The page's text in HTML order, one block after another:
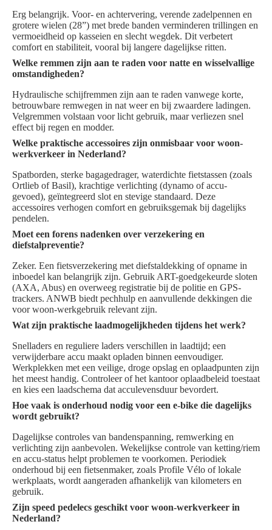
Erg belangrijk. Voor- en achtervering, verende zadelpennen en
grotere wielen (28”) met brede banden verminderen trillingen en
vermoeidheid op kasseien en slecht wegdek. Dit verbetert
comfort en stabiliteit, vooral bij langere dagelijkse ritten.
Welke remmen zijn aan te raden voor natte en wisselvallige
omstandigheden?
Hydraulische schijfremmen zijn aan te raden vanwege korte,
betrouwbare remwegen in nat weer en bij zwaardere ladingen.
Velgremmen volstaan voor licht gebruik, maar verliezen snel
effect bij regen en modder.
Welke praktische accessoires zijn onmisbaar voor woon-
werkverkeer in Nederland?
Spatborden, sterke bagagedrager, waterdichte fietstassen (zoals
Ortlieb of Basil), krachtige verlichting (dynamo of accu-
gevoed), geïntegreerd slot en stevige standaard. Deze
accessoires verhogen comfort en gebruiksgemak bij dagelijks
pendelen.
Moet een forens nadenken over verzekering en
diefstalpreventie?
Zeker. Een fietsverzekering met diefstaldekking of opname in
inboedel kan belangrijk zijn. Gebruik ART-goedgekeurde sloten
(AXA, Abus) en overweeg registratie bij de politie en GPS-
trackers. ANWB biedt pechhulp en aanvullende dekkingen die
voor woon-werkgebruik relevant zijn.
Wat zijn praktische laadmogelijkheden tijdens het werk?
Snelladers en reguliere laders verschillen in laadtijd; een
verwijderbare accu maakt opladen binnen eenvoudiger.
Werkplekken met een veilige, droge opslag en oplaadpunten zijn
het meest handig. Controleer of het kantoor oplaadbeleid toestaat
en kies een laadschema dat acculevensduur bevordert.
Hoe vaak is onderhoud nodig voor een e-bike die dagelijks
wordt gebruikt?
Dagelijkse controles van bandenspanning, remwerking en
verlichting zijn aanbevolen. Wekelijkse controle van ketting/riem
en accu-status helpt problemen te voorkomen. Periodiek
onderhoud bij een fietsenmaker, zoals Profile Vélo of lokale
werkplaats, wordt aangeraden afhankelijk van kilometers en
gebruik.
Zijn speed pedelecs geschikt voor woon-werkverkeer in
Nederland?